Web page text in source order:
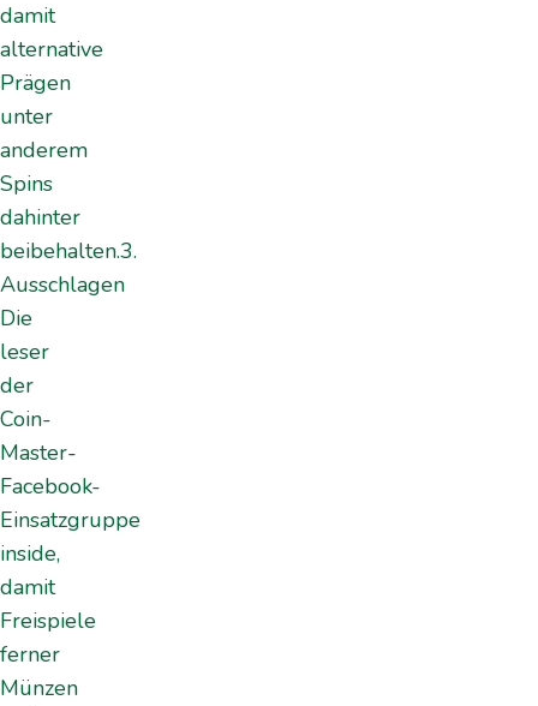
damit
alternative
Prägen
unter
anderem
Spins
dahinter
beibehalten.3.
Ausschlagen
Die
leser
der
Coin-
Master-
Facebook-
Einsatzgruppe
inside,
damit
Freispiele
ferner
Münzen